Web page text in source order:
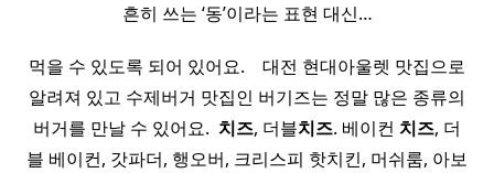
흔히 쓰는 ‘동’이라는 표현 대신…
먹을 수 있도록 되어 있어요. ​ ​ ​ 대전 현대아울렛 맛집으로
알려져 있고 수제버거 맛집인 버기즈는 정말 많은 종류의
버거를 만날 수 있어요. ​ 치즈, 더블치즈. 베이컨 치즈, 더
블 베이컨, 갓파더, 행오버, 크리스피 핫치킨, 머쉬룸, 아보